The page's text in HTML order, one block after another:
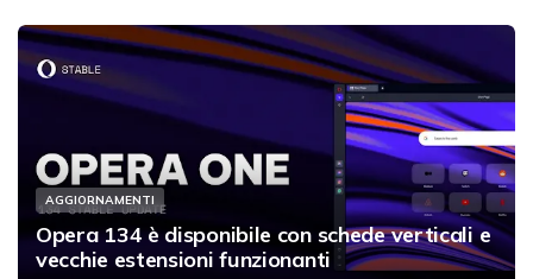
AGGIORNAMENTI
Opera 134 è disponibile con schede verticali e
vecchie estensioni funzionanti